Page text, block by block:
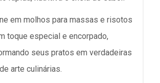
em molhos para massas e risotos
toque especial e encorpado,
seus pratos em verdadeiras
arte culinárias.